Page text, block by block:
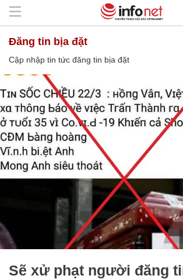
đăng tin bịa đặt
Cập nhập tin tức đăng tin bịa đặt
Sẽ xử phạt người đăng